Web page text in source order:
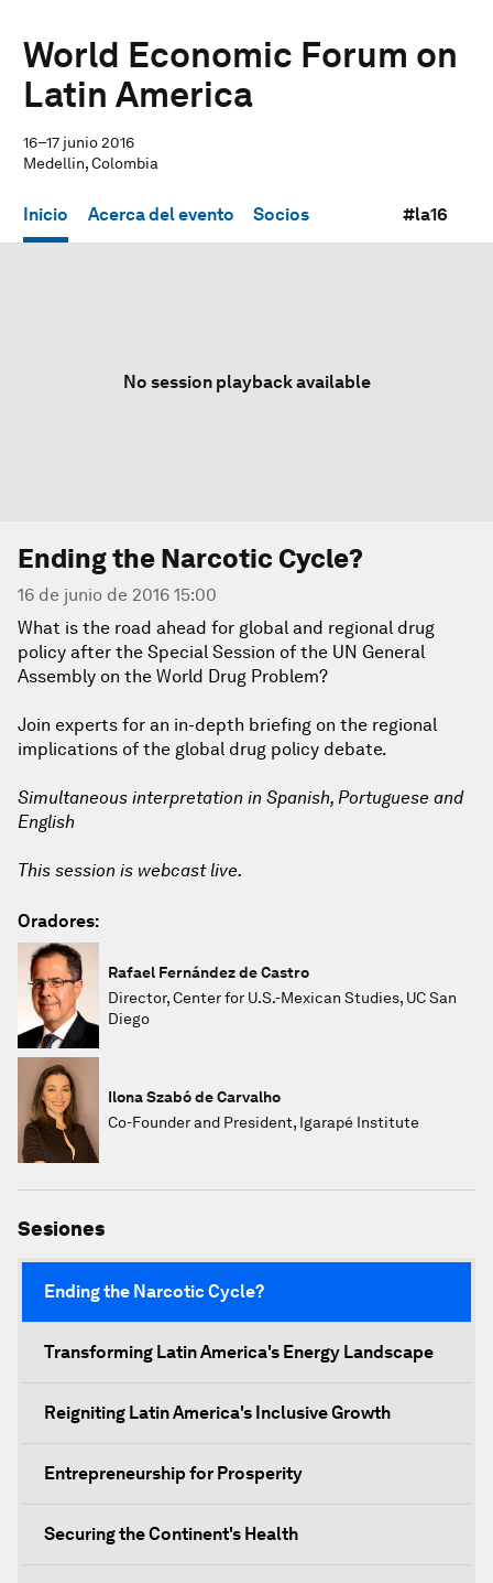
World Economic Forum on
Latin America
16–17 junio 2016
Medellin, Colombia
Inicio Acerca del evento Socios #la16
No session playback available
Ending the Narcotic Cycle?
16 de junio de 2016 15:00
What is the road ahead for global and regional drug
policy after the Special Session of the UN General
Assembly on the World Drug Problem?
Join experts for an in-depth briefing on the regional
implications of the global drug policy debate.
Simultaneous interpretation in Spanish, Portuguese and
English
This session is webcast live.
Oradores:
Rafael Fernández de Castro
Director, Center for U.S.-Mexican Studies, UC San
Diego
Ilona Szabó de Carvalho
Co-Founder and President, Igarapé Institute
Sesiones
Ending the Narcotic Cycle?
Transforming Latin America's Energy Landscape
Reigniting Latin America's Inclusive Growth
Entrepreneurship for Prosperity
Securing the Continent's Health